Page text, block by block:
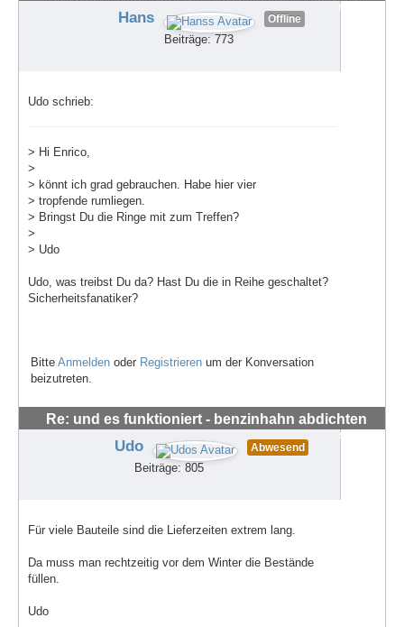
#62670
Hans Offline
Beiträge: 773
Udo schrieb:
> Hi Enrico,
>
> könnt ich grad gebrauchen. Habe hier vier
> tropfende rumliegen.
> Bringst Du die Ringe mit zum Treffen?
>
> Udo
Udo, was treibst Du da? Hast Du die in Reihe geschaltet?
Sicherheitsfanatiker?
Bitte Anmelden oder Registrieren um der Konversation
beizutreten.
Re: und es funktioniert - benzinhahn abdichten
#62677
Udo Abwesend
Beiträge: 805
Für viele Bauteile sind die Lieferzeiten extrem lang.
Da muss man rechtzeitig vor dem Winter die Bestände
füllen.
Udo